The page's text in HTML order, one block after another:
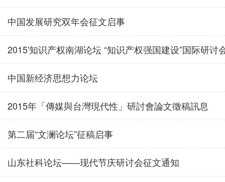
中国发展研究双年会征文启事
2015'知识产权南湖论坛 “知识产权强国建设”国际研讨
中国新经济思想力论坛
2015年「傳媒與台灣現代性」研討會論文徵稿訊息
第二届“文澜论坛”征稿启事
山东社科论坛——现代节庆研讨会征文通知